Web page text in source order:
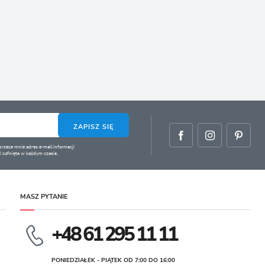
ZAPISZ SIĘ
mnie adres e-mail informacji
cofnięta w każdym czasie.
MASZ PYTANIE
+48 61 295 11 11
PONIEDZIAŁEK - PIĄTEK OD 7:00 DO 16:00